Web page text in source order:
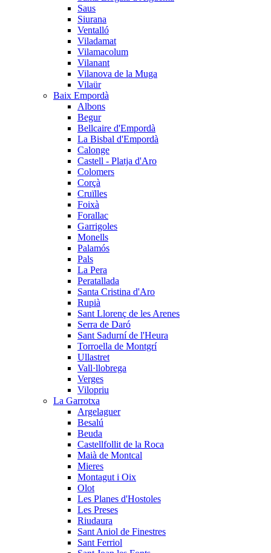
Saus
Siurana
Ventalló
Viladamat
Vilamacolum
Vilanant
Vilanova de la Muga
Vilaür
Baix Empordà
Albons
Begur
Bellcaire d'Empordà
La Bisbal d'Empordà
Calonge
Castell - Platja d'Aro
Colomers
Corçà
Cruïlles
Foixà
Forallac
Garrigoles
Monells
Palamós
Pals
La Pera
Peratallada
Santa Cristina d'Aro
Rupià
Sant Llorenç de les Arenes
Serra de Daró
Sant Sadurní de l'Heura
Torroella de Montgrí
Ullastret
Vall·llobrega
Verges
Vilopriu
La Garrotxa
Argelaguer
Besalú
Beuda
Castellfollit de la Roca
Maià de Montcal
Mieres
Montagut i Oix
Olot
Les Planes d'Hostoles
Les Preses
Riudaura
Sant Aniol de Finestres
Sant Ferriol